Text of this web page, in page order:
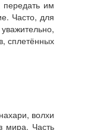
им
Часто, для
сплетённых
волхи
мира. Часть